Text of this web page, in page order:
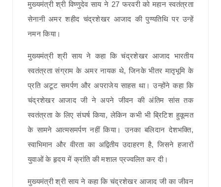
मुख्यमंत्री श्री विष्णुदेव साय ने 27 फरवरी को महान स्वतंत्रता
सेनानी अमर शहीद चंद्रशेखर आजाद की पुण्यतिथि पर उन्हें
नमन किया।
मुख्यमंत्री श्री साय ने कहा कि चंद्रशेखर आजाद भारतीय
स्वतंत्रता संग्राम के अमर नायक थे, जिनके भीतर मातृभूमि के
प्रति अटूट समर्पण और अपराजेय साहस था। उन्होंने कहा कि
चंद्रशेखर आजाद जी ने अपने जीवन की अंतिम सांस तक
स्वतंत्रता के लिए संघर्ष किया, लेकिन कभी भी ब्रिटिश हुकूमत
के सामने आत्मसमर्पण नहीं किया। उनका बलिदान देशभक्ति,
स्वाभिमान और वीरता का अद्वितीय उदाहरण है, जिसने हजारों
युवाओं के हृदय में क्रांति की मशाल प्रज्वलित कर दी।
मुख्यमंत्री श्री साय ने कहा कि चंद्रशेखर आजाद जी का जीवन